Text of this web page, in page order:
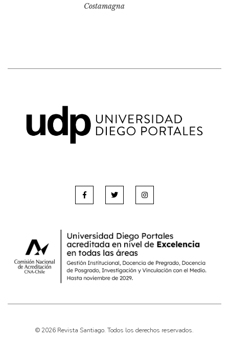
Costamagna
© 2026 Revista Santiago. Todos los derechos reservados.